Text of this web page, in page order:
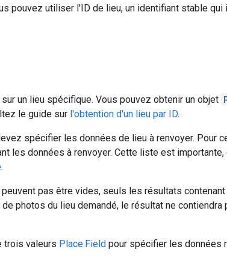
pouvez utiliser l'ID de lieu, un identifiant stable qui
un lieu spécifique. Vous pouvez obtenir un objet
le guide sur l'obtention d'un lieu par ID.
spécifier les données de lieu à renvoyer. Pour
les données à renvoyer. Cette liste est importante,
.
pas être vides, seuls les résultats
photos du lieu demandé, le résultat ne contiendra
trois valeurs Place.Field pour spécifier les données